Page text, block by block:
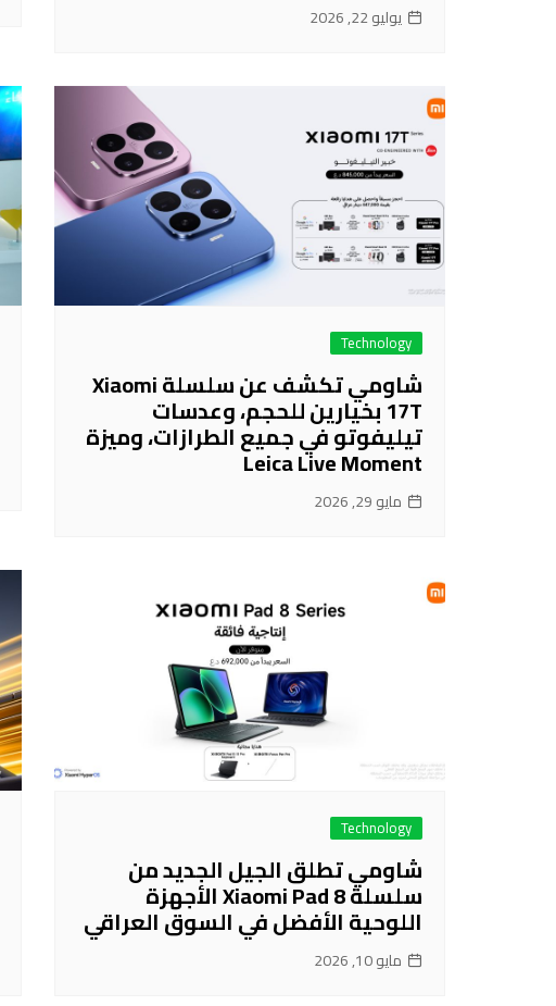
يوليو 22, 2026
Technology
شاومي تكشف عن سلسلة Xiaomi
17T بخيارين للحجم، وعدسات
تيليفوتو في جميع الطرازات، وميزة
Leica Live Moment
مايو 29, 2026
Technology
شاومي تطلق الجيل الجديد من
سلسلة Xiaomi Pad 8 الأجهزة
اللوحية الأفضل في السوق العراقي
مايو 10, 2026